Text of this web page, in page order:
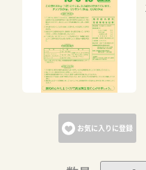
お気に入りに登録